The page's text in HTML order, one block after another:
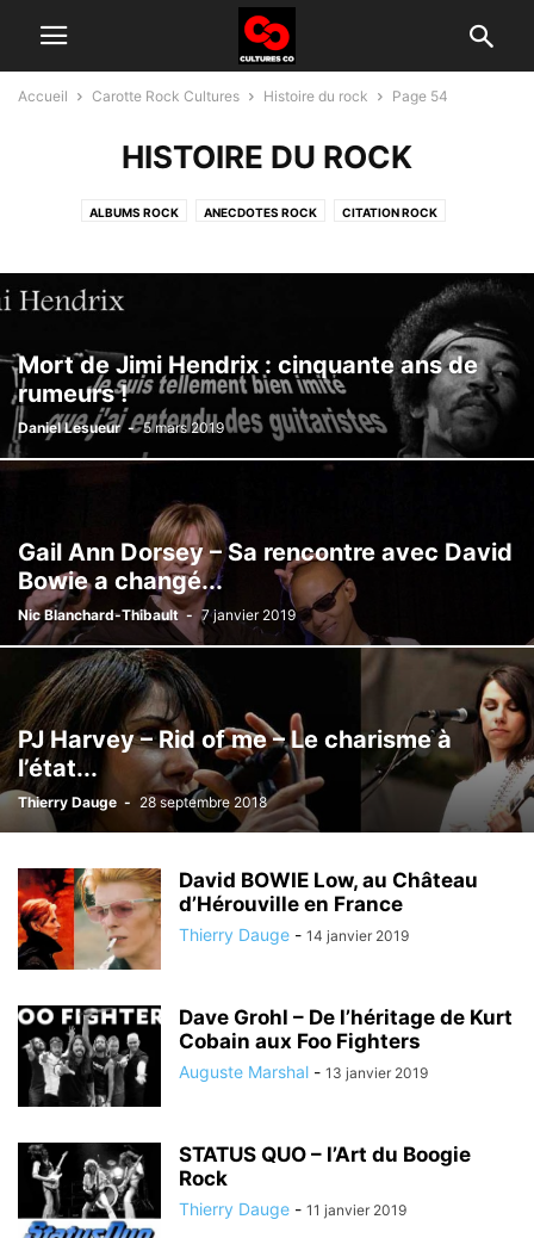
Accueil Carotte Rock Cultures Histoire du rock Page 54
HISTOIRE DU ROCK
ALBUMS ROCK ANECDOTES ROCK CITATION ROCK
TÉLÉ ROCK
Mort de Jimi Hendrix : cinquante ans de
rumeurs !
Daniel Lesueur - 5 mars 2019
Gail Ann Dorsey – Sa rencontre avec David
Bowie a changé...
Nic Blanchard-Thibault - 7 janvier 2019
PJ Harvey – Rid of me – Le charisme à
l’état...
Thierry Dauge - 28 septembre 2018
David BOWIE Low, au Château
d’Hérouville en France
Thierry Dauge - 14 janvier 2019
Dave Grohl – De l’héritage de Kurt
Cobain aux Foo Fighters
Auguste Marshal - 13 janvier 2019
STATUS QUO – l’Art du Boogie
Rock
Thierry Dauge - 11 janvier 2019